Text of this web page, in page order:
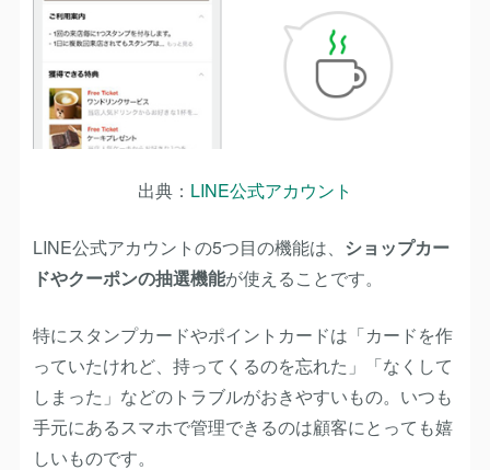
出典： LINE公式アカウント
LINE公式アカウントの5つ目の機能は、 ショップカー
ドやクーポンの抽選機能が使えることです。
特にスタンプカードやポイントカードは「カードを作
っていたけれど、持ってくるのを忘れた」「なくして
しまった」などのトラブルがおきやすいもの。いつも
手元にあるスマホで管理できるのは顧客にとっても嬉
しいものです。